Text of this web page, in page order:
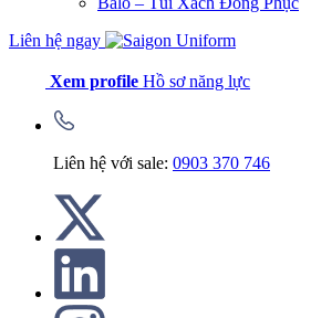
Liên hệ ngay
Xem profile Hồ sơ năng lực
Liên hệ với sale: 0903 370 746